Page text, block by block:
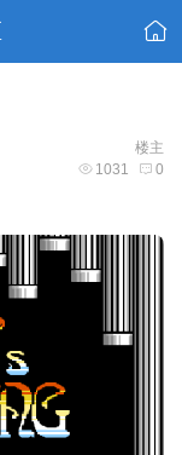
楼主
1031 0